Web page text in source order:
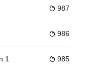
15岁女孩的可疑死因。
 987
 986
 985
1